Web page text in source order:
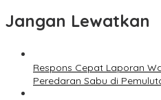
Jangan Lewatkan
Respons Cepat Laporan
Peredaran Sabu di